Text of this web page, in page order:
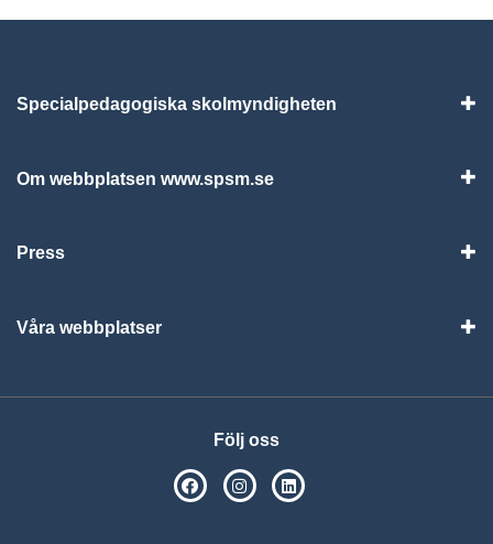
Specialpedagogiska skolmyndigheten
Om webbplatsen www.spsm.se
Press
Våra webbplatser
Följ oss
SPSM på Facebook
SPSM på Instagram